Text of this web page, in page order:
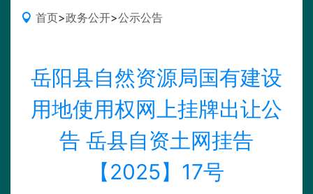
首页>政务公开>公示公告
岳阳县自然资源局国有建设
用地使用权网上挂牌出让公
告 岳县自资土网挂告
【2025】17号